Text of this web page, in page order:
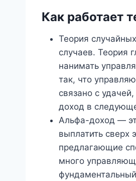
Как работает
Теория
случаев. Теория
нанимать
так, что
связано с
доход в
Альфа-доход —
выплатить сверх
предлагающие
много